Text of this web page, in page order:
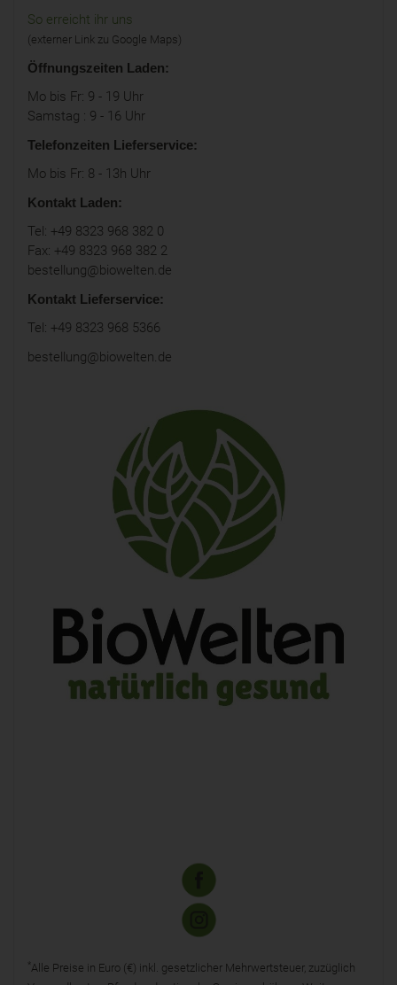
So erreicht ihr uns
(externer Link zu Google Maps)
Öffnungszeiten Laden:
Mo bis Fr: 9 - 19 Uhr
Samstag : 9 - 16 Uhr
Telefonzeiten Lieferservice:
Mo bis Fr: 8 - 13h Uhr
Kontakt Laden:
Tel: +49 8323 968 382 0
Fax: +49 8323 968 382 2
bestellung@biowelten.de
Kontakt Lieferservice:
Tel: +49 8323 968 5366
bestellung@biowelten.de
*Alle Preise in Euro (€) inkl. gesetzlicher Mehrwertsteuer, zuzüglich